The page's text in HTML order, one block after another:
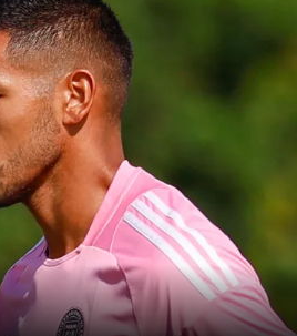
Hinchas
Los goles de River
Entrevistas